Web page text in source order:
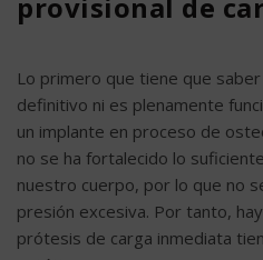
provisional de
Lo primero que tiene que
definitivo ni es plenamente
un implante en proceso de
no se ha fortalecido lo
nuestro cuerpo, por lo que no
presión excesiva. Por tanto,
prótesis de carga inmediata